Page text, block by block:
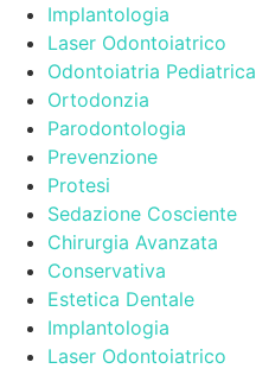
Implantologia
Laser Odontoiatrico
Odontoiatria Pediatrica
Ortodonzia
Parodontologia
Prevenzione
Protesi
Sedazione Cosciente
Chirurgia Avanzata
Conservativa
Estetica Dentale
Implantologia
Laser Odontoiatrico